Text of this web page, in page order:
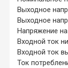
Выходное
Выходное
Напряжение
Входной ток
Входной ток
Ток